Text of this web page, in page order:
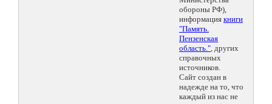
обороны РФ),
информация книги
"Память.
Пензенская
область.", других
справочных
источников.
Сайт создан в
надежде на то, что
каждый из нас не